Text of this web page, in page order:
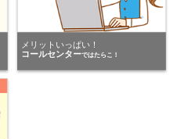
を送りました。
田
メリットいっぱい！
コールセンターではたらこ！